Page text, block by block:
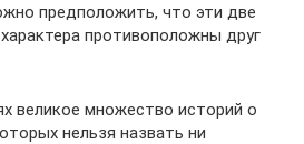
предположить, что эти две
противоположны друг
великое множество историй о
нельзя назвать ни